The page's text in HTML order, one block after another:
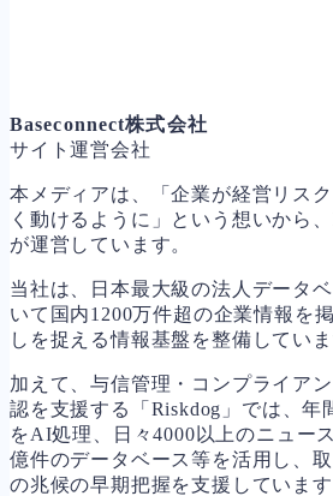
Baseconnect株式会社
サイト運営会社
本メディアは、「企業が経営リス
く動けるように」という想いから
が運営しています。
当社は、日本最大級の法人データ
いて国内1200万件超の企業情報を
しを捉える情報基盤を整備していま
加えて、与信管理・コンプライア
認を支援する「Riskdog」では、年
をAI処理、日々4000以上のニュー
億件のデータベース等を活用し、
の兆候の早期把握を支援しています